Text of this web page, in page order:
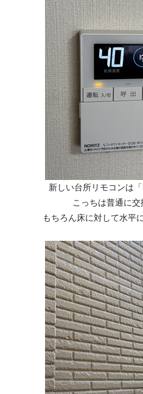
新しい台所リモコンは「
こっちは普通に交
もちろん床に対して水平